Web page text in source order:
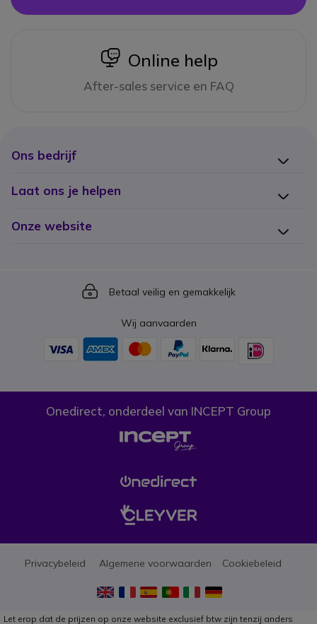
icon
Online help
After-sales service en FAQ
Ons bedrijf
Laat ons je helpen
Onze website
Icon
Betaal veilig en gemakkelijk
Wij aanvaarden
Onedirect, onderdeel van INCEPT Group
Privacybeleid Algemene voorwaarden Cookiebeleid
Let erop dat de prijzen op onze website exclusief btw zijn tenzij anders